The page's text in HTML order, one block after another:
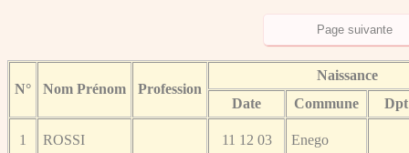
N° Nom Prénom Profession
Naissance
Date
Commune Dpt
1 ROSSI 11 12 03 Enego